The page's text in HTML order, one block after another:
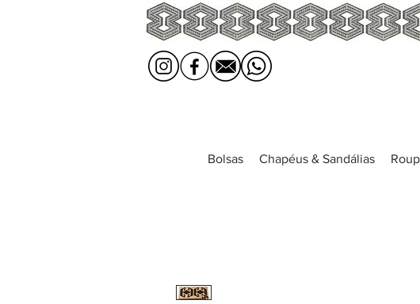
Bolsas Chapéus & Sandálias